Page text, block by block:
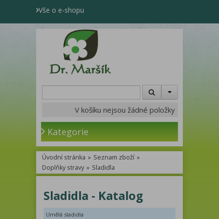
Vše o e-shopu
V košíku nejsou žádné položky
Kategorie
Úvodní stránka » Seznam zboží »
Doplňky stravy » Sladidla
Sladidla - Katalog
Umělá sladidla